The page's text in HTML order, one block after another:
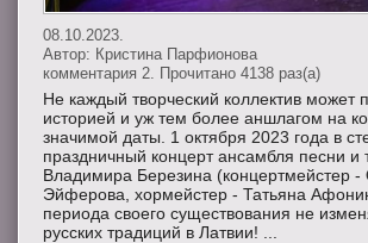
08.10.2023.
Автор: Кристина Парфионова
комментария 2. Прочитано 4138 раз(a)
Не каждый творческий коллектив может
историей и уж тем более аншлагом на
значимой даты. 1 октября 2023 года в
праздничный концерт ансамбля песни и
Владимира Березина (концертмейстер
Эйферова, хормейстер - Татьяна
периода своего существования не
русских традиций в Латвии! ...